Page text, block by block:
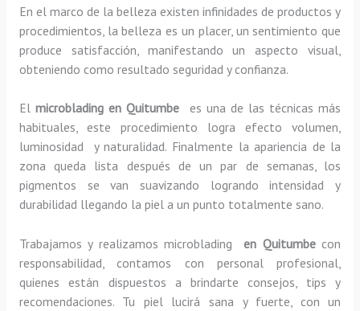
En el marco de la belleza existen infinidades de productos y
procedimientos, la belleza es un placer, un sentimiento que
produce satisfacción, manifestando un aspecto visual,
obteniendo como resultado seguridad y confianza.
El microblading en Quitumbe es una de las técnicas más
habituales, este procedimiento logra efecto volumen,
luminosidad y naturalidad. Finalmente la apariencia de la
zona queda lista después de un par de semanas, los
pigmentos se van suavizando logrando intensidad y
durabilidad llegando la piel a un punto totalmente sano.
Trabajamos y realizamos microblading en Quitumbe con
responsabilidad, contamos con personal profesional,
quienes están dispuestos a brindarte consejos, tips y
recomendaciones. Tu piel lucirá sana y fuerte, con un